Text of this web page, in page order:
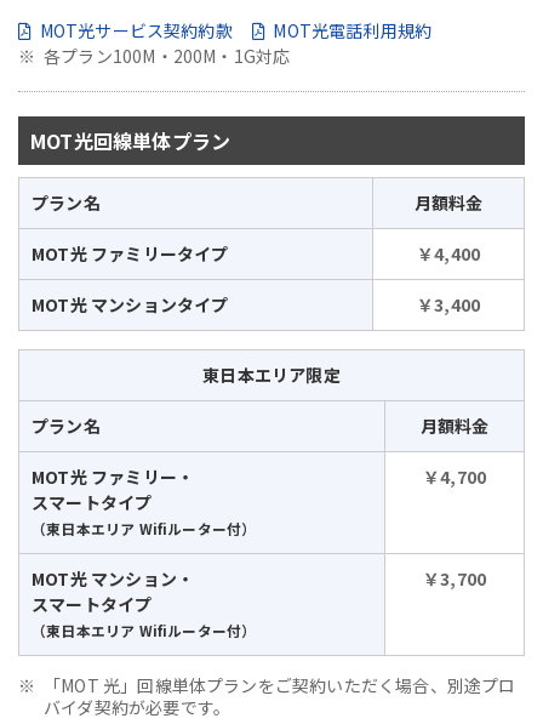
MOT光サービス契約約款
MOT光電話利用規約
各プラン100M・200M・1G対応
MOT光回線単体プラン
プラン名 月額料金
MOT光 ファミリータイプ ￥4,400
MOT光 マンションタイプ ￥3,400
東日本エリア限定
プラン名 月額料金
MOT光 ファミリー・
スマートタイプ
（東日本エリア Wifiルーター付）
￥4,700
MOT光 マンション・
スマートタイプ
（東日本エリア Wifiルーター付）
￥3,700
「MOT 光」回線単体プランをご契約いただく場合、別途プロ
バイダ契約が必要です。